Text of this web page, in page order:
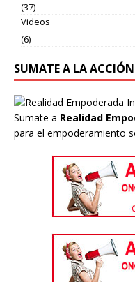
(37)
Videos
(6)
SUMATE A LA
Sumate a Realidad
para el empoderamiento